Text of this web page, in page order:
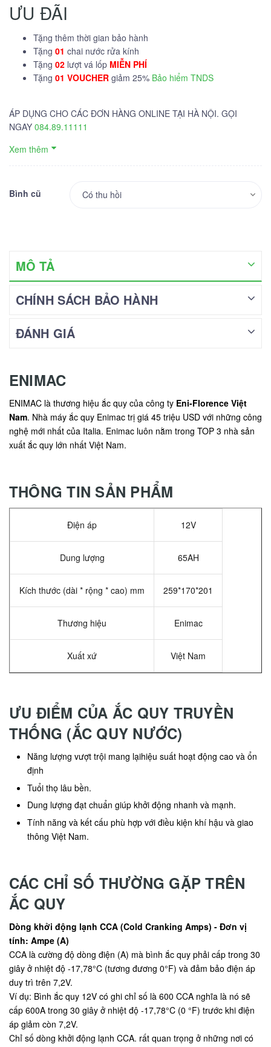
ƯU ĐÃI
Tặng thêm thời gian bảo hành
Tặng 01 chai nước rửa kính
Tặng 02 lượt vá lốp MIỄN PHÍ
Tặng 01 VOUCHER giảm 25% Bảo hiểm TNDS
ÁP DỤNG CHO CÁC ĐƠN HÀNG ONLINE TẠI HÀ NỘI. GỌI
NGAY 084.89.11111
Xem thêm
Bình cũ
MÔ TẢ
CHÍNH SÁCH BẢO HÀNH
ĐÁNH GIÁ
ENIMAC
ENIMAC là thương hiệu ắc quy của công ty Eni-Florence Việt
Nam. Nhà máy ắc quy Enimac trị giá 45 triệu USD với những công
nghệ mới nhất của Italia. Enimac luôn nằm trong TOP 3 nhà sản
xuất ắc quy lớn nhất Việt Nam.
THÔNG TIN SẢN PHẨM
Điện áp 12V
Dung lượng 65AH
Kích thước (dài * rộng * cao) mm 259*170*201
Thương hiệu Enimac
Xuất xứ Việt Nam
ƯU ĐIỂM CỦA ẮC QUY TRUYỀN
THỐNG (ẮC QUY NƯỚC)
Năng lượng vượt trội mang lạihiệu suất hoạt động cao và ổn
định
Tuổi thọ lâu bền.
Dung lượng đạt chuẩn giúp khởi động nhanh và mạnh.
Tính năng và kết cấu phù hợp với điều kiện khí hậu và giao
thông Việt Nam.
CÁC CHỈ SỐ THƯỜNG GẶP TRÊN
ẮC QUY
Dòng khởi động lạnh CCA (Cold Cranking Amps) - Đơn vị
tính: Ampe (A)
CCA là cường độ dòng điện (A) mà bình ắc quy phải cấp trong 30
giây ở nhiệt độ -17,78°C (tương đương 0°F) và đảm bảo điện áp
duy trì trên 7,2V.
Ví dụ: Bình ắc quy 12V có ghi chỉ số là 600 CCA nghĩa là nó sẽ
cấp 600A trong 30 giây ở nhiệt độ -17,78°C (0 °F) trước khi điện
áp giảm còn 7,2V.
Chỉ số dòng khởi động lạnh CCA. rất quan trọng ở những nơi có